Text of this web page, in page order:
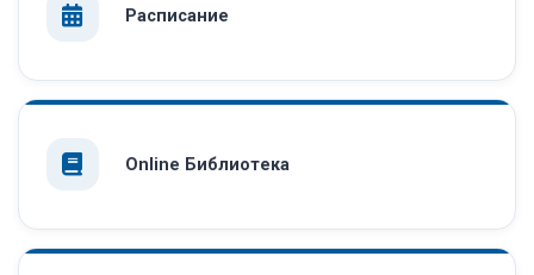
Расписание
Online Библиотека